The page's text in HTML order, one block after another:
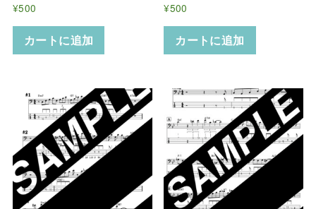
¥500
カートに追加
¥500
カートに追加